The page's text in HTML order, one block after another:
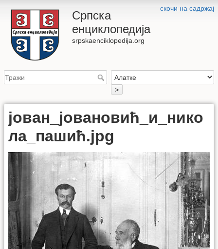
скочи на садржај
Српска
енциклопедија
srpskaenciklopedija.org
>
јован_јовановић_и_нико
ла_пашић.jpg